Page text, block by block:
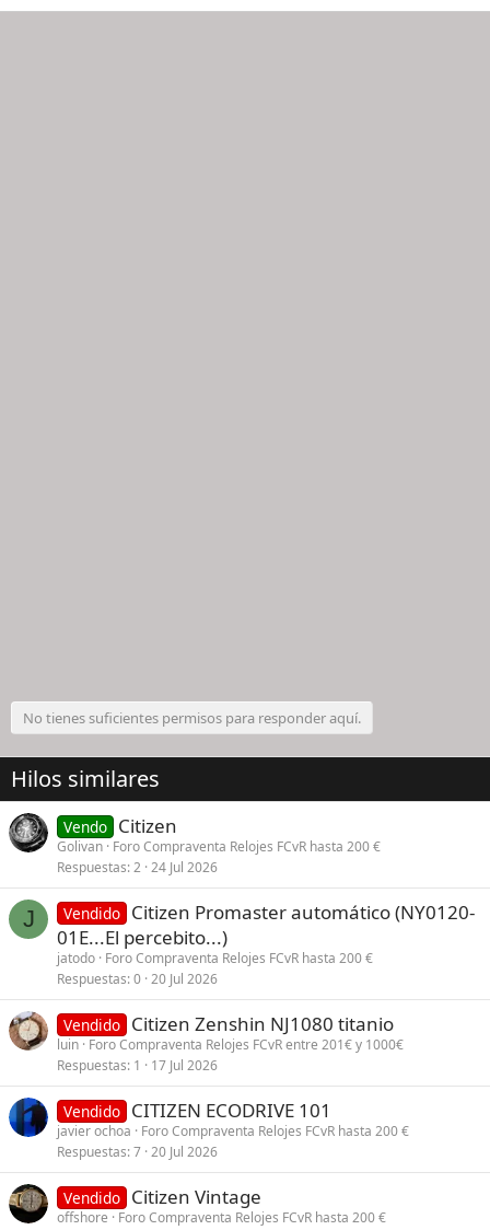
No tienes suficientes permisos para responder aquí.
Hilos similares
Vendo Citizen
Golivan Foro Compraventa Relojes FCvR hasta 200 €
Respuestas 2 24 Jul 2026
J Vendido Citizen Promaster automático (NY0120-
01E...El percebito...)
jatodo Foro Compraventa Relojes FCvR hasta 200 €
Respuestas 0 20 Jul 2026
Vendido Citizen Zenshin NJ1080 titanio
luin Foro Compraventa Relojes FCvR entre 201€ y 1000€
Respuestas 1 17 Jul 2026
Vendido CITIZEN ECODRIVE 101
javier ochoa
Foro Compraventa Relojes FCvR hasta 200 €
Respuestas 7 20 Jul 2026
Vendido Citizen Vintage
offshore
Foro Compraventa Relojes FCvR hasta 200 €